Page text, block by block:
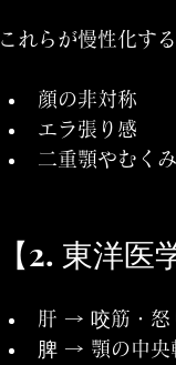
これらが慢性化する
顔の非対称
エラ張り感
二重顎やむく
【2. 東洋
肝 → 咬筋・怒
脾 → 顎の中央